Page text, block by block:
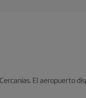
El aeropuerto